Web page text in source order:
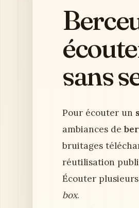
sans
Pour écouter un
ambiances de
bruitages
réutilisation
Écouter
box.